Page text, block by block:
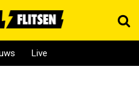
Live